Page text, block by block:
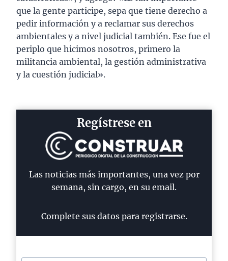
que la gente participe, sepa que tiene derecho a
pedir información y a reclamar sus derechos
ambientales y a nivel judicial también. Ese fue el
periplo que hicimos nosotros, primero la
militancia ambiental, la gestión administrativa
y la cuestión judicial».
Regístrese en
Las noticias más importantes, una vez por
semana, sin cargo, en su email.
Complete sus datos para registrarse.